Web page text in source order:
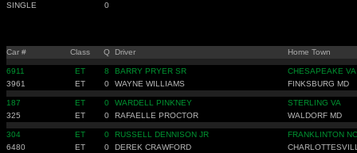
SINGLE
0
Car # Class Q Driver Home Town
6911 ET 8 BARRY PRYER SR
CHESAPEAKE VA
3961
ET 0 WAYNE WILLIAMS FINKSBURG MD
187 ET 0 WARDELL PINKNEY
STERLING VA
325
ET 0 RAFAELLE PROCTOR WALDORF MD
304 ET 0 RUSSELL DENNISON JR
FRANKLINTON NC
6480
ET 0 DEREK CRAWFORD